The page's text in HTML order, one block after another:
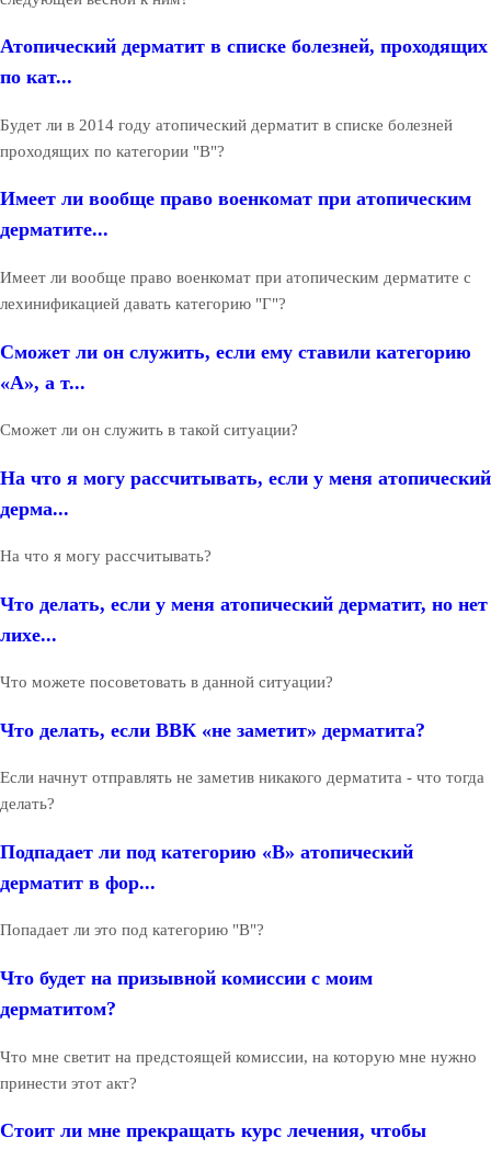
Атопический дерматит в списке болезней, проходящих
по кат...
Будет ли в 2014 году атопический дерматит в списке болезней
проходящих по категории "В"?
Имеет ли вообще право военкомат при атопическим
дерматите...
Имеет ли вообще право военкомат при атопическим дерматите с
лехинификацией давать категорию "Г"?
Сможет ли он служить, если ему ставили категорию
«А», а т...
Сможет ли он служить в такой ситуации?
На что я могу рассчитывать, если у меня атопический
дерма...
На что я могу рассчитывать?
Что делать, если у меня атопический дерматит, но нет
лихе...
Что можете посоветовать в данной ситуации?
Что делать, если ВВК «не заметит» дерматита?
Если начнут отправлять не заметив никакого дерматита - что тогда
делать?
Подпадает ли под категорию «В» атопический
дерматит в фор...
Попадает ли это под категорию "В"?
Что будет на призывной комиссии с моим
дерматитом?
Что мне светит на предстоящей комиссии, на которую мне нужно
принести этот акт?
Стоит ли мне прекращать курс лечения, чтобы